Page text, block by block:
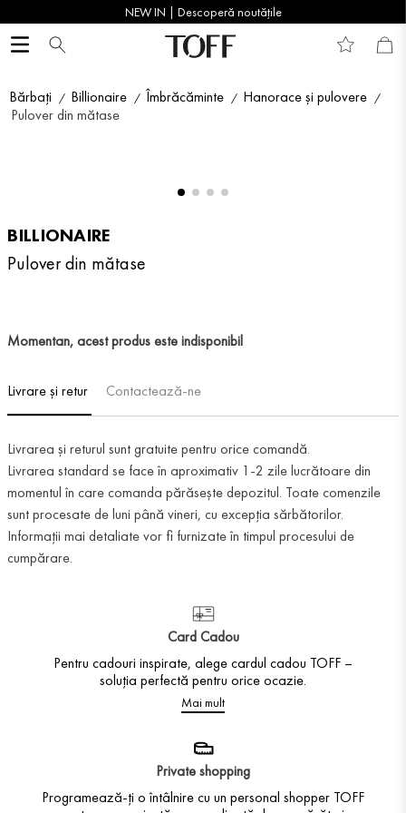
NEW IN | Descoperă noutățile
Bărbați Billionaire Îmbrăcăminte
Hanorace și pulovere
Pulover din mătase
BILLIONAIRE
Pulover din mătase
Momentan, acest produs este indisponibil
Livrare și retur Contactează-ne
Livrarea și returul sunt gratuite pentru orice comandă.
Livrarea standard se face în aproximativ 1-2 zile lucrătoare din
momentul în care comanda părăsește depozitul. Toate comenzile
sunt procesate de luni până vineri, cu excepția sărbătorilor.
Informații mai detaliate vor fi furnizate în timpul procesului de
cumpărare.
Card Cadou
Pentru cadouri inspirate, alege cardul cadou TOFF –
soluția perfectă pentru orice ocazie.
Mai mult
Private shopping
Programează-ți o întâlnire cu un personal shopper TOFF